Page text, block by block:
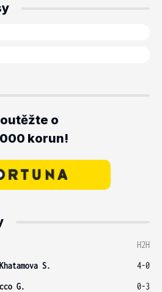
o
korun!
H2H
Khatamova S.
4-0
G.
0-3